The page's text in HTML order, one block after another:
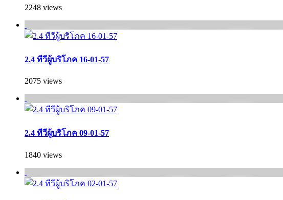
2248 views
2.4 ทีวีผู้บริโภค 16-01-57
2075 views
2.4 ทีวีผู้บริโภค 09-01-57
1840 views